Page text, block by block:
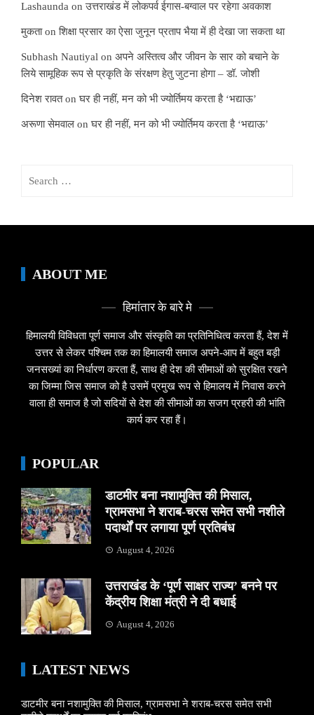
Lashaunda onउत्तराखंड में लोकपर्व ईगास-बग्वाल पर रहेगा अवकाश
मुकताonशिक्षा प्रसार का ऐसा जुनून प्रताप भैया में ही देखा जा सकता था
Subhash Nautiyal on अपने अस्तित्व और जीवन के सार को बचाने के
लिये सामूहिक रूप से प्रकृति के संरक्षण हेतु जुटना होगा – डॉ. जोशी
दिनेश रावतonघर ही नहीं, मन को भी ज्योर्तिमय करता है ‘भद्याऊ’
अरूणा सेमवाल onघर ही नहीं, मन को भी ज्योर्तिमय करता है ‘भद्याऊ’
ABOUT ME
हिमांतार के बारे मे
हिमालयी विविधता पूर्ण समाज और संस्कृति का प्रतिनिधित्व करता हैं, देश में
उत्तर से लेकर पश्चिम तक का हिमालयी समाज अपने-आप में बहुत बड़ी
जनसख्यां का निर्धारण करता हैं, साथ ही देश की सीमाओं को सुरक्षित रखने
का जिम्मा जिस समाज को है उसमें प्रमुख रूप से हिमालय में निवास करने
वाला ही समाज है जो सदियों से देश की सीमाओं का सजग प्रहरी की भांति
कार्य कर रहा हैं।
POPULAR
डाटमीर बना नशामुक्ति की मिसाल,
ग्रामसभा ने शराब-चरस समेत सभी नशीले
पदार्थों पर लगाया पूर्ण प्रतिबंध
August 4, 2026
उत्तराखंड के ‘पूर्ण साक्षर राज्य’ बनने पर
केंद्रीय शिक्षा मंत्री ने दी बधाई
August 4, 2026
LATEST NEWS
डाटमीर बना नशामुक्ति की मिसाल, ग्रामसभा ने शराब-चरस समेत सभी